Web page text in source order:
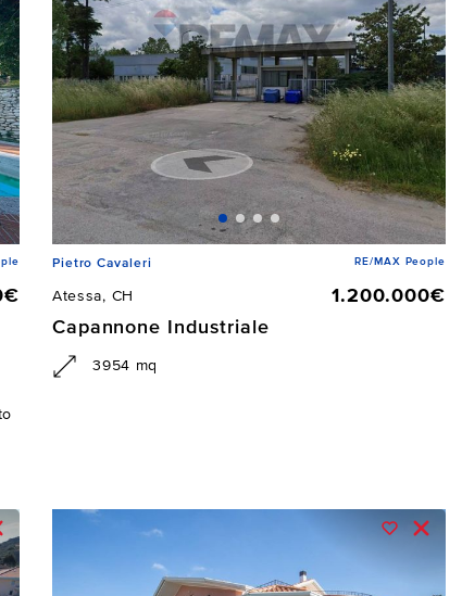
Pietro Cavaleri RE/MAX People
Atessa, CH
1.200.000€
Capannone Industriale
3954 mq